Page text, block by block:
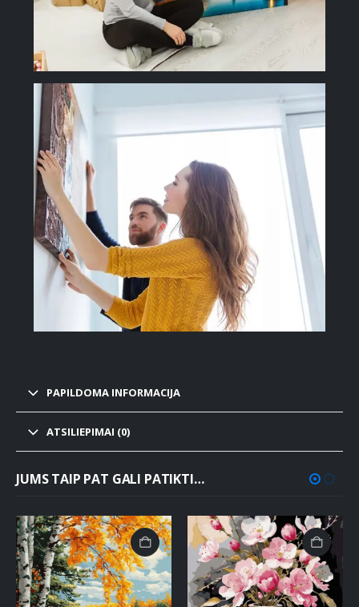
PAPILDOMA INFORMACIJA
ATSILIEPIMAI (0)
JUMS TAIP PAT GALI PATIKTI…